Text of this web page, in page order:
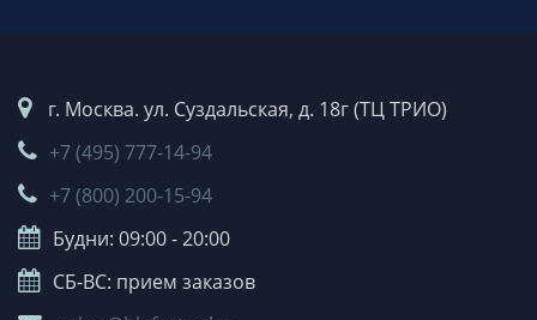
г. Москва. ул. Суздальская, д. 18г (ТЦ ТРИО)
+7 (495) 777-14-94
+7 (800) 200-15-94
Будни: 09:00 - 20:00
СБ-ВС: прием заказов